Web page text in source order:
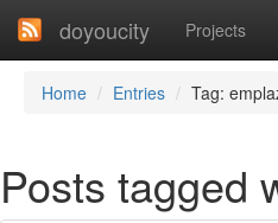
doyoucity Projects
Home Entries Tag:
Posts tagged